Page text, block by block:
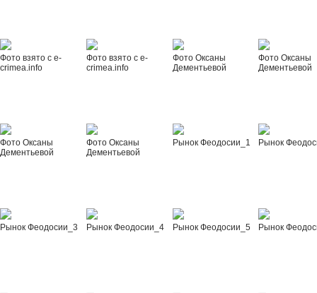
Фото взято с e-
crimea.info
Фото взято с e-
crimea.info
Фото Оксаны
Дементьевой
Фото Оксаны
Дементьевой
Фото Оксаны
Дементьевой
Фото Оксаны
Дементьевой
Рынок Феодосии_1 Рынок
Рынок Феодосии_3 Рынок Феодосии_4 Рынок Феодосии_5 Рынок